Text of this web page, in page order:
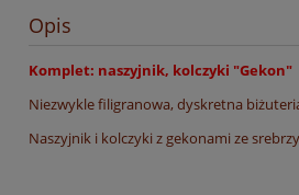
Opis
Komplet: naszyjnik, kolczyki "Gekon"
Niezwykle filigranowa, dyskretna
Naszyjnik i kolczyki z gekonami ze